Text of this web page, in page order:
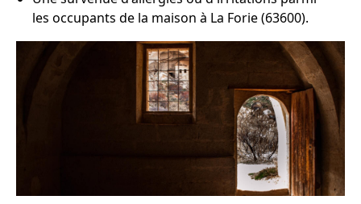
les occupants de la maison à La Forie (63600).